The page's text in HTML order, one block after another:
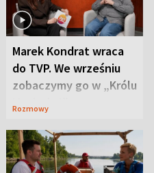
Marek Kondrat wraca
do TVP. We wrześniu
zobaczymy go w „Królu
Maciusiu I”
Rozmowy